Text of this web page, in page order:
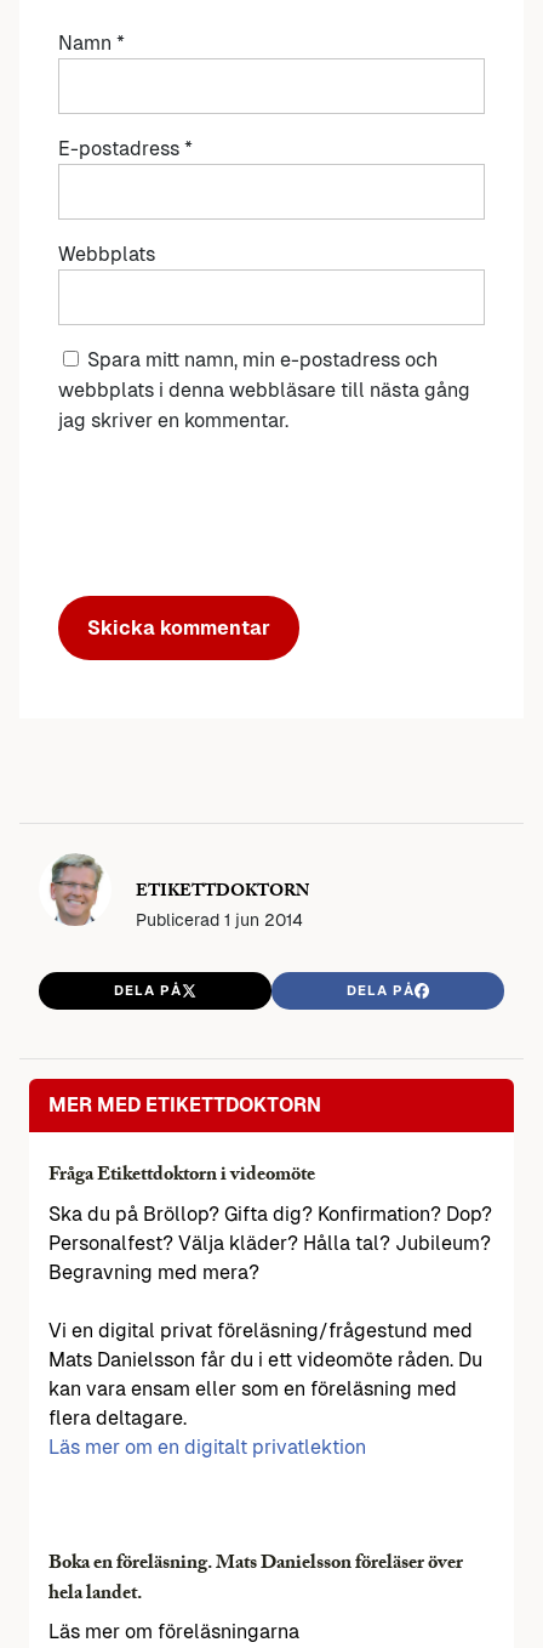
Namn *
E-postadress *
Webbplats
Spara mitt namn, min e-postadress och
webbplats i denna webbläsare till nästa gång
jag skriver en kommentar.
ETIKETTDOKTORN
Publicerad 1 jun 2014
DELA PÅ DELA PÅ
MER MED ETIKETTDOKTORN
Fråga Etikettdoktorn i videomöte
Ska du på Bröllop? Gifta dig? Konfirmation? Dop?
Personalfest? Välja kläder? Hålla tal? Jubileum?
Begravning med mera?
Vi en digital privat föreläsning/frågestund med
Mats Danielsson får du i ett videomöte råden. Du
kan vara ensam eller som en föreläsning med
flera deltagare.
Läs mer om en digitalt privatlektion
Boka en föreläsning. Mats Danielsson föreläser över
hela landet.
Läs mer om föreläsningarna